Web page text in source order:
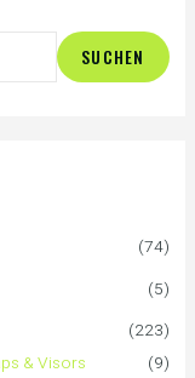
SUCHEN
(74)
(5)
(223)
& Visors
(9)